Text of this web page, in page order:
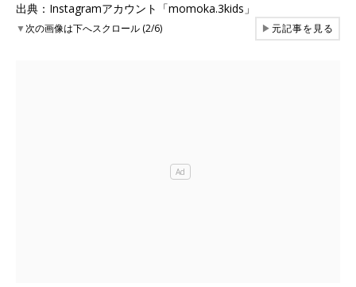
出典：Instagramアカウント「momoka.3kids」
▼次の画像は下へスクロール (2/6) ▶元記事を見る